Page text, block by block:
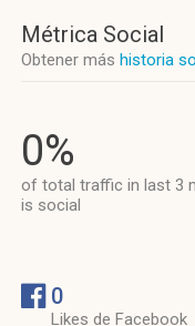
Métrica Social
Obtener más historia
0%
of total traffic in last 3
is social
0
Likes de Facebook